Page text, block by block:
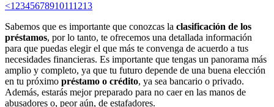
<1 2345678910111213
Sabemos que es importante que conozcas la clasificación de los
préstamos, por lo tanto, te ofrecemos una detallada información
para que puedas elegir el que más te convenga de acuerdo a tus
necesidades financieras. Es importante que tengas un panorama más
amplio y completo, ya que tu futuro depende de una buena elección
en tu próximo préstamo o crédito, ya sea bancario o privado.
Además, estarás mejor preparado para no caer en las manos de
abusadores o, peor aún, de estafadores.